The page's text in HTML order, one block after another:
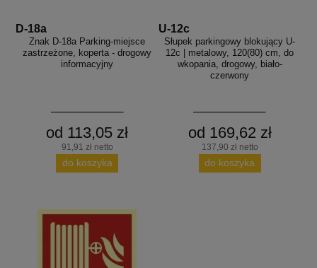
D-18a
Znak D-18a Parking-miejsce
zastrzeżone, koperta - drogowy
informacyjny
od 113,05 zł
91,91 zł netto
do koszyka
U-12c
Słupek parkingowy blokujący U-
12c | metalowy, 120(80) cm, do
wkopania, drogowy, biało-
czerwony
od 169,62 zł
137,90 zł netto
do koszyka